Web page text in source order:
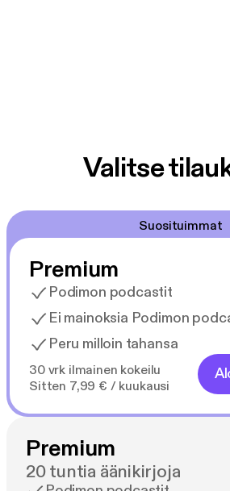
Valitse
Suosituimmat
Premium
Podimon podcastit
Ei mainoksia Podimon
Peru milloin tahansa
30 vrk ilmainen kokeilu
Sitten 7,99 € / kuukausi
Premium
20 tuntia äänikirjoja